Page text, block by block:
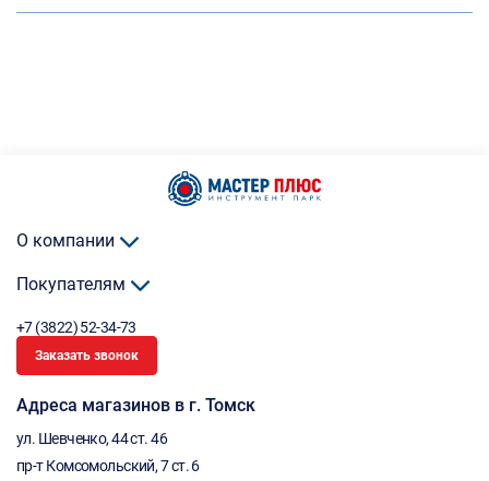
О компании
Покупателям
+7 (3822) 52-34-73
Заказать звонок
Адреса магазинов в г. Томск
ул. Шевченко, 44 ст. 46
пр-т Комсомольский, 7 ст. 6